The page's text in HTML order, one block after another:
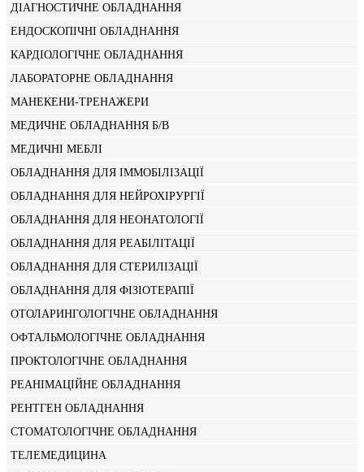
ДІАГНОСТИЧНЕ ОБЛАДНАННЯ
ЕНДОСКОПІЧНІ ОБЛАДНАННЯ
КАРДІОЛОГІЧНЕ ОБЛАДНАННЯ
ЛАБОРАТОРНЕ ОБЛАДНАННЯ
МАНЕКЕНИ-ТРЕНАЖЕРИ
МЕДИЧНЕ ОБЛАДНАННЯ Б/В
МЕДИЧНІ МЕБЛІ
ОБЛАДНАННЯ ДЛЯ ІММОБІЛІЗАЦІЇ
ОБЛАДНАННЯ ДЛЯ НЕЙРОХІРУРГІЇ
ОБЛАДНАННЯ ДЛЯ НЕОНАТОЛОГІЇ
ОБЛАДНАННЯ ДЛЯ РЕАБІЛІТАЦІЇ
ОБЛАДНАННЯ ДЛЯ СТЕРИЛІЗАЦІЇ
ОБЛАДНАННЯ ДЛЯ ФІЗІОТЕРАПІЇ
ОТОЛАРИНГОЛОГІЧНЕ ОБЛАДНАННЯ
ОФТАЛЬМОЛОГІЧНЕ ОБЛАДНАННЯ
ПРОКТОЛОГІЧНЕ ОБЛАДНАННЯ
РЕАНІМАЦІЙНЕ ОБЛАДНАННЯ
РЕНТГЕН ОБЛАДНАННЯ
СТОМАТОЛОГІЧНЕ ОБЛАДНАННЯ
ТЕЛЕМЕДИЦИНА